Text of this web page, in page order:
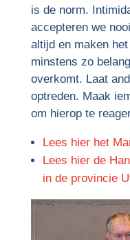
is de norm.
accepteren we
altijd en maken
minstens zo
overkomt. Laat
optreden. Maak
om hierop te
Lees hier het
Lees hier de
in de provincie